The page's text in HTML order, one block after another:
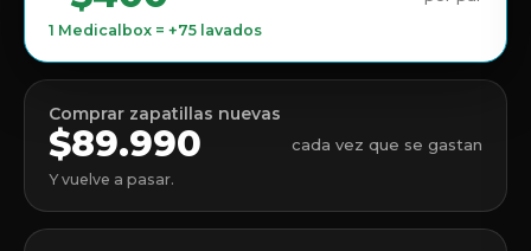
Comprar zapatillas nuevas
$89.990 cada vez que se gastan
Y vuelve a pasar.
1 Medicalbox = +75 lavados